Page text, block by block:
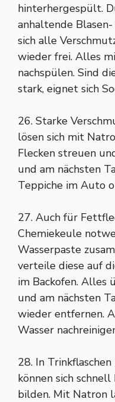
hinterhergespült.
anhaltende
sich alle
wieder frei. Alles
nachspülen. Sind
stark, eignet sich
26. Starke
lösen sich mit
Flecken streuen
und am nächsten
Teppiche im Auto
27. Auch für
Chemiekeule
Wasserpaste
verteile diese auf
im Backofen. Alles
und am nächsten
wieder entfernen.
Wasser
28. In
können sich
bilden. Mit Natron